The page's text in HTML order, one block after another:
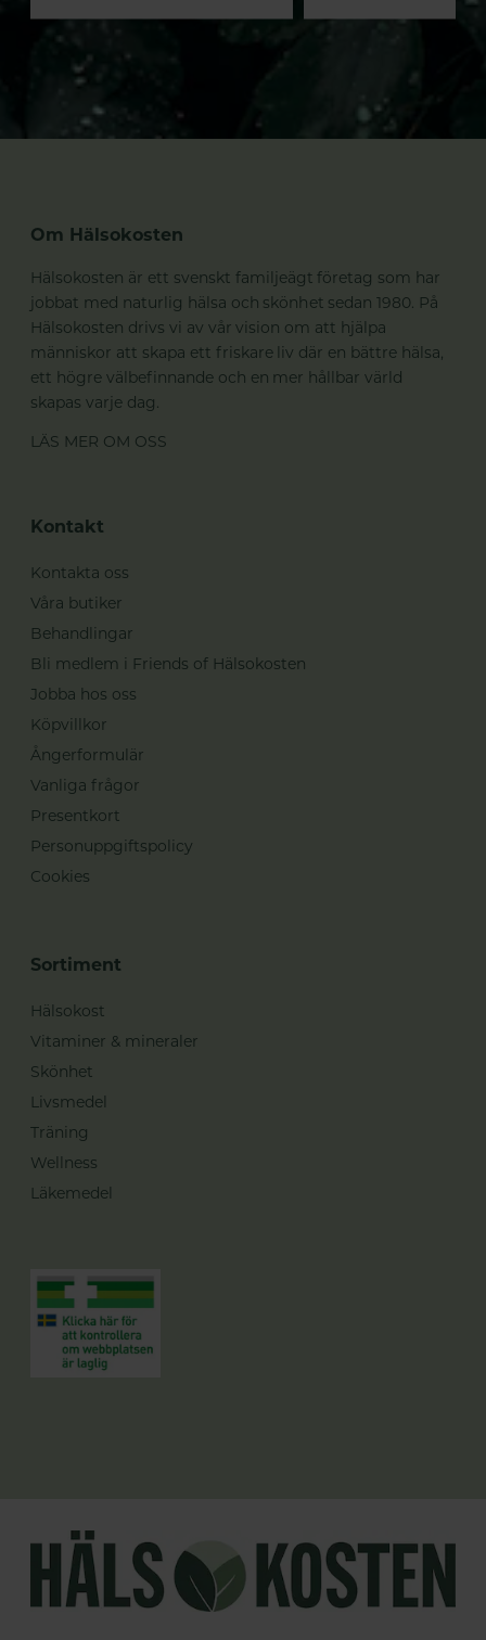
Om Hälsokosten
Hälsokosten är ett svenskt familjeägt företag som har
jobbat med naturlig hälsa och skönhet sedan 1980. På
Hälsokosten drivs vi av vår vision om att hjälpa
människor att skapa ett friskare liv där en bättre hälsa,
ett högre välbefinnande och en mer hållbar värld
skapas varje dag.
LÄS MER OM OSS
Kontakt
Kontakta oss
Våra butiker
Behandlingar
Bli medlem i Friends of Hälsokosten
Jobba hos oss
Köpvillkor
Ångerformulär
Vanliga frågor
Presentkort
Personuppgiftspolicy
Cookies
Sortiment
Hälsokost
Vitaminer & mineraler
Skönhet
Livsmedel
Träning
Wellness
Läkemedel